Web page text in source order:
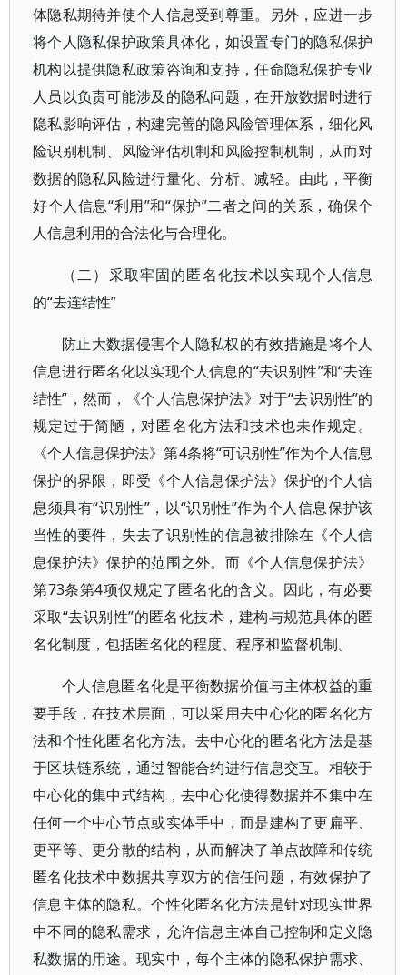
体隐私期待并使个人信息受到尊重。另外，应进一步
将个人隐私保护政策具体化，如设置专门的隐私保护
机构以提供隐私政策咨询和支持，任命隐私保护专业
人员以负责可能涉及的隐私问题，在开放数据时进行
隐私影响评估，构建完善的隐风险管理体系，细化风
险识别机制、风险评估机制和风险控制机制，从而对
数据的隐私风险进行量化、分析、减轻。由此，平衡
好个人信息“利用”和“保护”二者之间的关系，确保个
人信息利用的合法化与合理化。
（二）采取牢固的匿名化技术以实现个人信息
的“去连结性”
防止大数据侵害个人隐私权的有效措施是将个人
信息进行匿名化以实现个人信息的“去识别性”和“去连
结性”，然而，《个人信息保护法》对于“去识别性”的
规定过于简陋，对匿名化方法和技术也未作规定。
《个人信息保护法》第4条将“可识别性”作为个人信息
保护的界限，即受《个人信息保护法》保护的个人信
息须具有“识别性”，以“识别性”作为个人信息保护该
当性的要件，失去了识别性的信息被排除在《个人信
息保护法》保护的范围之外。而《个人信息保护法》
第73条第4项仅规定了匿名化的含义。因此，有必要
采取“去识别性”的匿名化技术，建构与规范具体的匿
名化制度，包括匿名化的程度、程序和监督机制。
个人信息匿名化是平衡数据价值与主体权益的重
要手段，在技术层面，可以采用去中心化的匿名化方
法和个性化匿名化方法。去中心化的匿名化方法是基
于区块链系统，通过智能合约进行信息交互。相较于
中心化的集中式结构，去中心化使得数据并不集中在
任何一个中心节点或实体手中，而是建构了更扁平、
更平等、更分散的结构，从而解决了单点故障和传统
匿名化技术中数据共享双方的信任问题，有效保护了
信息主体的隐私。个性化匿名化方法是针对现实世界
中不同的隐私需求，允许信息主体自己控制和定义隐
私数据的用途。现实中，每个主体的隐私保护需求、